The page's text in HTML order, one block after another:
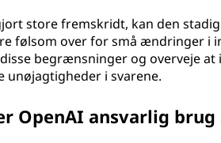
store fremskridt, kan den
følsom over for små ændringer
begrænsninger og overveje
unøjagtigheder i svarene.
OpenAI ansvarlig brug